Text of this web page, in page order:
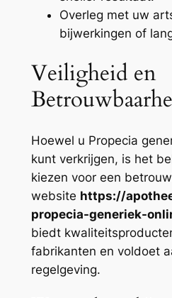
Overleg met uw
bijwerkingen of
Veiligheid en
Hoewel u Propecia
kunt verkrijgen, is het
kiezen voor een
website https://
propecia-generiek-
biedt
fabrikanten en voldoet
regelgeving.